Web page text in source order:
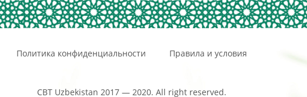
Политика конфиденциальности Правила и условия
CBT Uzbekistan 2017 — 2020. All right reserved.